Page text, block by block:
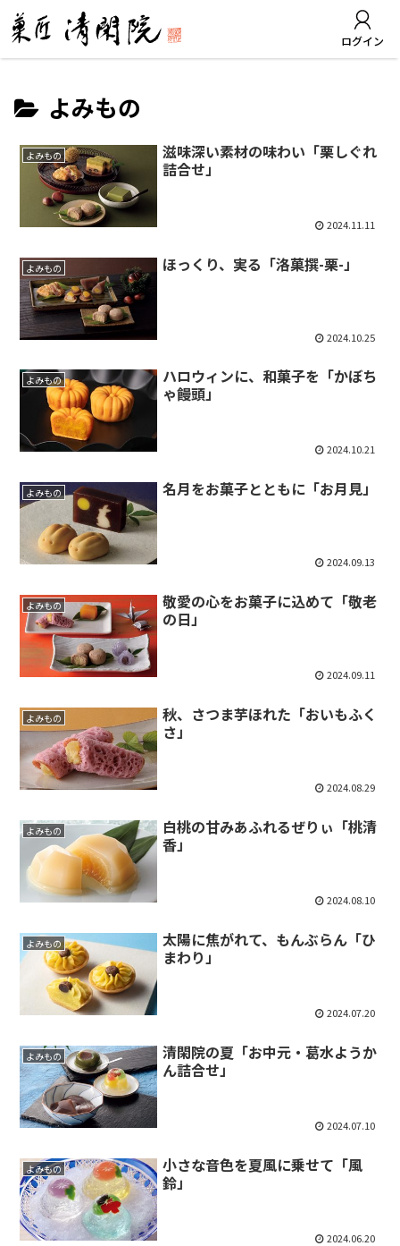
ログイン
よみもの
よみもの
滋味深い素材の味わい「栗しぐれ
詰合せ」
2024.11.11
よみもの ほっくり、実る「洛菓撰-栗-」
2024.10.25
よみもの
ハロウィンに、和菓子を「かぼち
ゃ饅頭」
2024.10.21
よみもの 名月をお菓子とともに「お月見」
2024.09.13
よみもの
敬愛の心をお菓子に込めて「敬老
の日」
2024.09.11
よみもの
秋、さつま芋ほれた「おいもふく
さ」
2024.08.29
よみもの
白桃の甘みあふれるぜりぃ「桃清
香」
2024.08.10
よみもの
太陽に焦がれて、もんぶらん「ひ
まわり」
2024.07.20
よみもの
清閑院の夏「お中元・葛水ようか
ん詰合せ」
2024.07.10
よみもの
小さな音色を夏風に乗せて「風
鈴」
2024.06.20